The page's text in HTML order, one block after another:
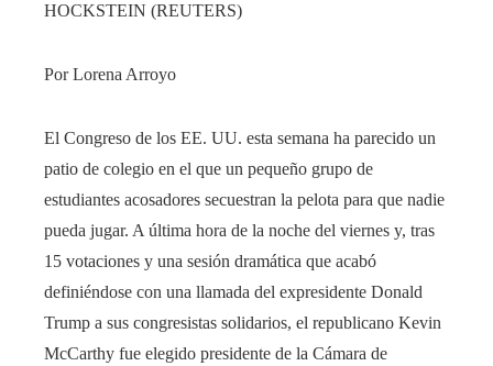
HOCKSTEIN (REUTERS)
Por Lorena Arroyo
El Congreso de los EE. UU. esta semana ha parecido un
patio de colegio en el que un pequeño grupo de
estudiantes acosadores secuestran la pelota para que nadie
pueda jugar. A última hora de la noche del viernes y, tras
15 votaciones y una sesión dramática que acabó
definiéndose con una llamada del expresidente Donald
Trump a sus congresistas solidarios, el republicano Kevin
McCarthy fue elegido presidente de la Cámara de